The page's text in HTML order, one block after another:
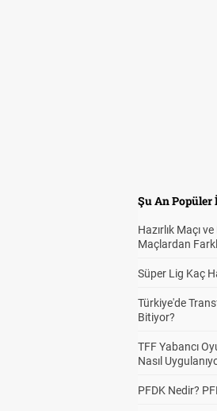
Şu An
Hazırlık Maçı
Maçlardan
Süper Lig Kaç
Türkiye'de
Bitiyor?
TFF Yabancı
Nasıl
PFDK Nedir?